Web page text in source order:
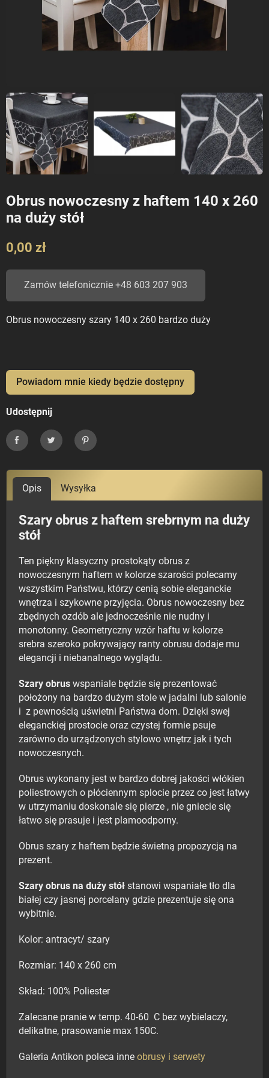
Obrus nowoczesny z haftem 140 x 260
na duży stół
0,00 zł
Zamów telefonicznie +48 603 207 903
Obrus nowoczesny szary 140 x 260 bardzo duży
Powiadom mnie kiedy będzie dostępny
Udostępnij
UdostępnijTweetujPinterest
Opis Wysyłka
Szary obrus z haftem srebrnym na duży
stół
Ten piękny klasyczny prostokąty obrus z
nowoczesnym haftem w kolorze szarości polecamy
wszystkim Państwu, którzy cenią sobie eleganckie
wnętrza i szykowne przyjęcia. Obrus nowoczesny bez
zbędnych ozdób ale jednocześnie nie nudny i
monotonny. Geometryczny wzór haftu w kolorze
srebra szeroko pokrywający ranty obrusu dodaje mu
elegancji i niebanalnego wyglądu.
Szary obrus wspaniale będzie się prezentować
położony na bardzo dużym stole w jadalni lub salonie
i z pewnością uświetni Państwa dom. Dzięki swej
eleganckiej prostocie oraz czystej formie psuje
zarówno do urządzonych stylowo wnętrz jak i tych
nowoczesnych.
Obrus wykonany jest w bardzo dobrej jakości włókien
poliestrowych o płóciennym splocie przez co jest łatwy
w utrzymaniu doskonale się pierze , nie gniecie się
łatwo się prasuje i jest plamoodporny.
Obrus szary z haftem będzie świetną propozycją na
prezent.
Szary obrus na duży stół stanowi wspaniałe tło dla
białej czy jasnej porcelany gdzie prezentuje się ona
wybitnie.
Kolor: antracyt/ szary
Rozmiar: 140 x 260 cm
Skład: 100% Poliester
Zalecane pranie w temp. 40-60 C bez wybielaczy,
delikatne, prasowanie max 150C.
Galeria Antikon poleca inne obrusy i serwety